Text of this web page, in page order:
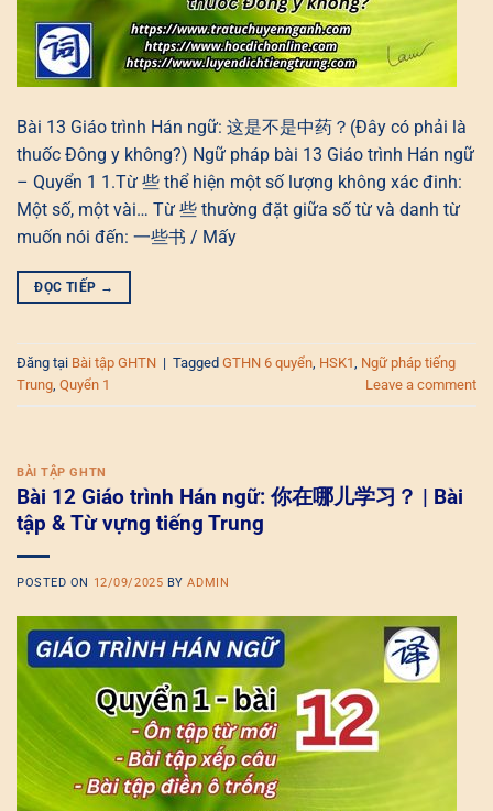
Bài 13 Giáo trình Hán ngữ: 这是不是中药？(Đây có phải là
thuốc Đông y không?) Ngữ pháp bài 13 Giáo trình Hán ngữ
– Quyển 1 1.Từ 些 thể hiện một số lượng không xác đinh:
Một số, một vài… Từ 些 thường đặt giữa số từ và danh từ
muốn nói đến: 一些书 / Mấy
ĐỌC TIẾP →
Đăng tại Bài tập GHTN | Tagged GTHN 6 quyển HSK1 Ngữ pháp tiếng
Trung Quyển 1 Leave a comment
BÀI TẬP GHTN
Bài 12 Giáo trình Hán ngữ: 你在哪儿学习？ | Bài
tập & Từ vựng tiếng Trung
POSTED ON 12/09/2025 BYADMIN